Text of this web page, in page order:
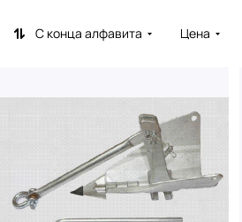
С конца алфавита Цена